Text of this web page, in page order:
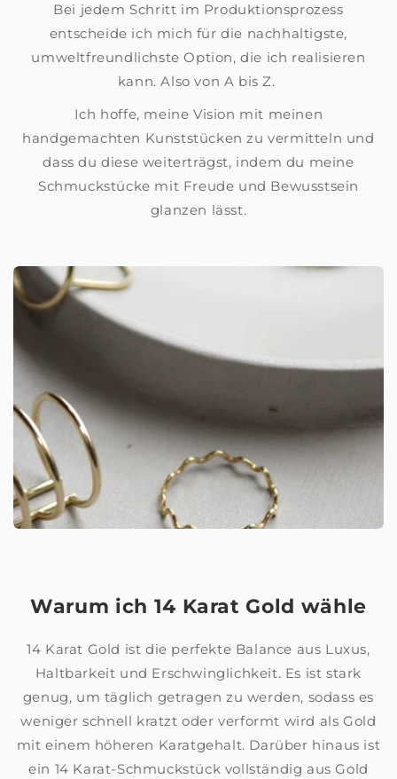
Bei jedem Schritt im Produktionsprozess
entscheide ich mich für die nachhaltigste,
umweltfreundlichste Option, die ich realisieren
kann. Also von A bis Z.
Ich hoffe, meine Vision mit meinen
handgemachten Kunststücken zu vermitteln und
dass du diese weiterträgst, indem du meine
Schmuckstücke mit Freude und Bewusstsein
glanzen lässt.
Warum ich 14 Karat Gold wähle
14 Karat Gold ist die perfekte Balance aus Luxus,
Haltbarkeit und Erschwinglichkeit. Es ist stark
genug, um täglich getragen zu werden, sodass es
weniger schnell kratzt oder verformt wird als Gold
mit einem höheren Karatgehalt. Darüber hinaus ist
ein 14 Karat-Schmuckstück vollständig aus Gold